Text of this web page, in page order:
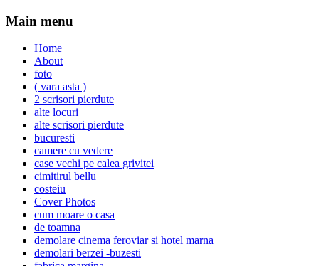
Main menu
Home
About
foto
( vara asta )
2 scrisori pierdute
alte locuri
alte scrisori pierdute
bucuresti
camere cu vedere
case vechi pe calea grivitei
cimitirul bellu
costeiu
Cover Photos
cum moare o casa
de toamna
demolare cinema feroviar si hotel marna
demolari berzei -buzesti